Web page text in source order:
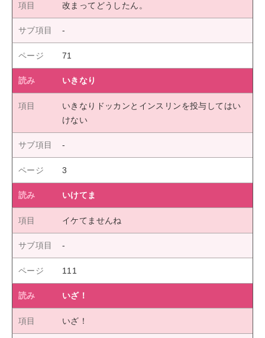
改まってどうしたん。
71
いきなり
いきなりドッカンとインスリンを投与してはい
けない
3
いけてま
イケてませんね
111
いざ！
いざ！